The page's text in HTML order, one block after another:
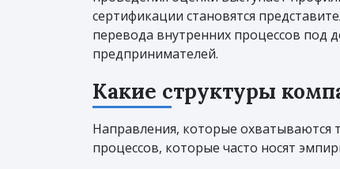
сертификации становятся
перевода внутренних процессов под
предпринимателей.
Какие структуры
Направления, которые охватываются
процессов, которые часто носят